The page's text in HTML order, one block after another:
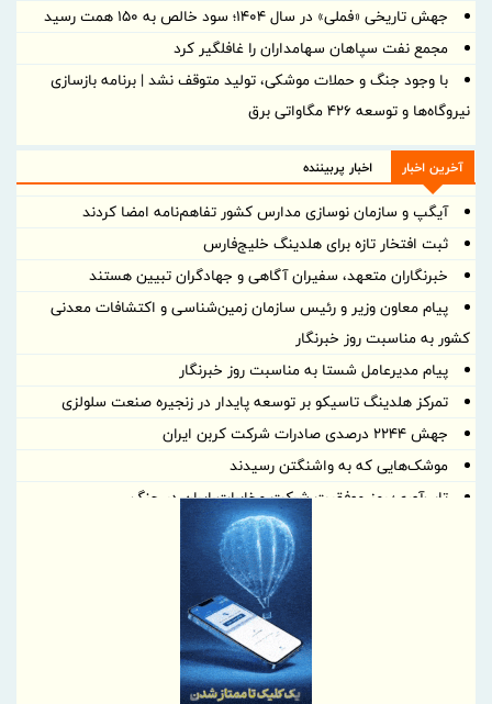
جهش تاریخی «فملی» در سال ۱۴۰۴؛ سود خالص به ۱۵۰ همت رسید
مجمع نفت سپاهان سهامداران را غافلگیر کرد
با وجود جنگ و حملات موشکی، تولید متوقف نشد | برنامه بازسازی
نیروگاه‌ها و توسعه ۴۲۶ مگاواتی برق
آخرین اخبار اخبار پربیننده
آیگپ و سازمان نوسازی مدارس کشور تفاهم‌نامه امضا کردند
ثبت افتخار تازه برای هلدینگ خلیج‌فارس
خبرنگاران متعهد، سفیران آگاهی و جهادگران تبیین هستند
پیام معاون وزیر و رئیس سازمان زمین‌شناسی و اکتشافات معدنی
کشور به مناسبت روز خبرنگار
پیام مدیرعامل شستا به مناسبت روز خبرنگار
تمرکز هلدینگ تاسیکو بر توسعه پایدار در زنجیره صنعت سلولزی
جهش ۲۲۴۴ درصدی صادرات شرکت کربن ایران
موشک‌هایی که به واشنگتن رسیدند
تاب‌آوری؛ رمز موفقیت شرکت مخابرات ایران در جنگ
خبرنگاری؛ میان رسالتِ حقیقت و چالش‌های عصر جدید
رسانه‌های تخصصی بخشی از مسیر تسهیل تجارت/ خبرنگاران همراهان
پروژه‌های آسیب‌دیده از جنگ با بهره‌گیری از مهندسی ارزش بازسازی
پاسخ به پرسش‌های پرتکرار فعالان اقتصادی در قالب پادکست